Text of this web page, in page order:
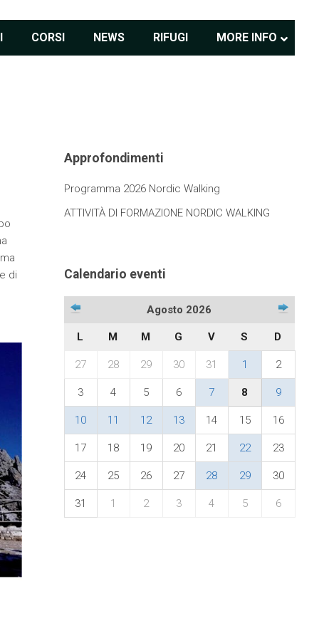
CORSI NEWS RIFUGI MORE INFO
di
Approfondimenti
Programma 2026 Nordic Walking
ATTIVITÀ DI FORMAZIONE NORDIC WALKING
Calendario eventi
Agosto 2026
L M M G V S D
27 28 29 30 31 1 2
3 4 5 6 7 8 9
10 11 12 13 14 15 16
17 18 19 20 21 22 23
24 25 26 27 28 29 30
31 1 2 3 4 5 6